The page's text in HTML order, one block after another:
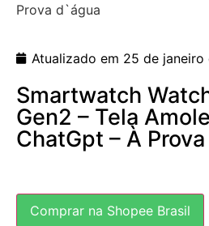
Prova d`água
Atualizado em 25 de janeiro
Smartwatch
Gen2 – Tela
ChatGpt – À
Comprar na Shopee Brasil